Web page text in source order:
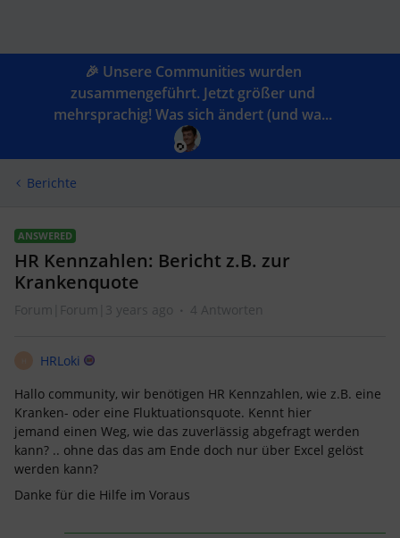
🎉 Unsere Communities wurden
zusammengeführt. Jetzt größer und
mehrsprachig! Was sich ändert (und wa...
Berichte
ANSWERED
HR Kennzahlen: Bericht z.B. zur
Krankenquote
Forum|Forum|3 years ago 4 Antworten
HRLoki
Hallo community, wir benötigen HR Kennzahlen, wie z.B. eine
Kranken- oder eine Fluktuationsquote. Kennt hier
jemand einen Weg, wie das zuverlässig abgefragt werden
kann? .. ohne das das am Ende doch nur über Excel gelöst
werden kann?
Danke für die Hilfe im Voraus